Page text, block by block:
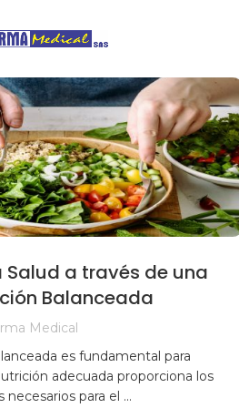
a través de una
Balanceada
Medical
es fundamental para
adecuada proporciona los
para el ...